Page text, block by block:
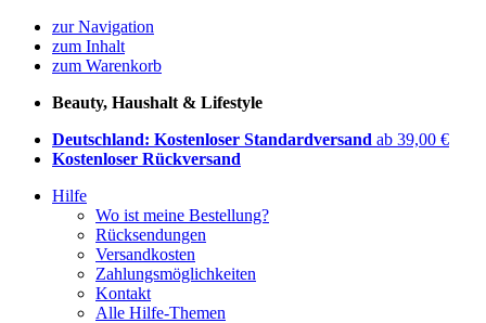
zur Navigation
zum Inhalt
zum Warenkorb
Beauty, Haushalt & Lifestyle
Deutschland: Kostenloser Standardversand ab 39,00 €
Kostenloser Rückversand
Hilfe
Wo ist meine Bestellung?
Rücksendungen
Versandkosten
Zahlungsmöglichkeiten
Kontakt
Alle Hilfe-Themen